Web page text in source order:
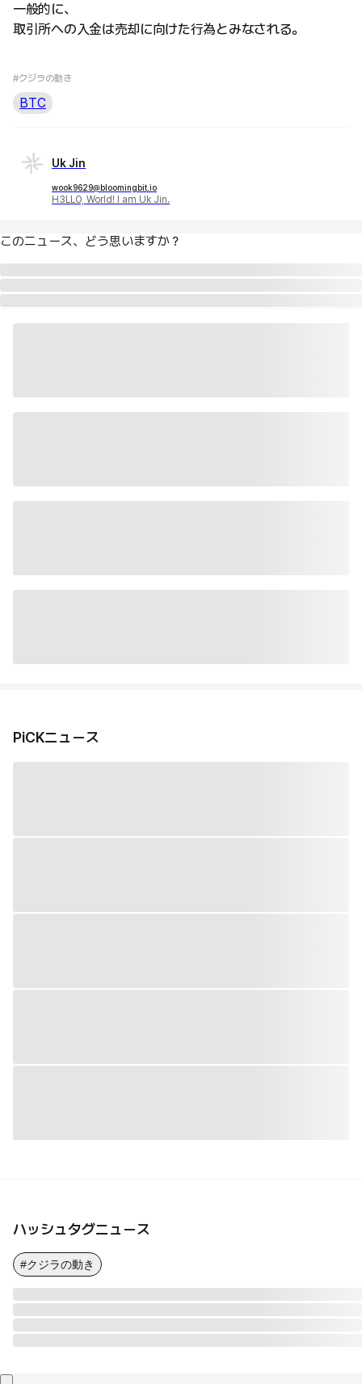
一般的に、
取引所への入金は売却に向けた行為とみなされる。
#クジラの動き
BTC
Uk Jin
wook9629@bloomingbit.io
H3LLO, World! I am Uk Jin.
このニュース、どう思いますか？
PiCKニュース
ハッシュタグニュース
#クジラの動き